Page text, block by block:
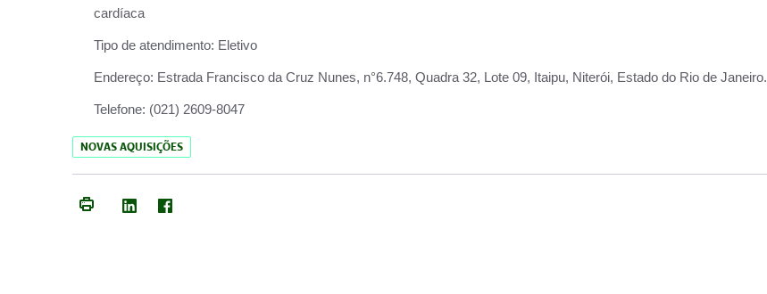
cardíaca
Tipo de atendimento: Eletivo
Endereço: Estrada Francisco da Cruz Nunes, n°6.748, Quadra 32, Lote 09, Itaipu, Niterói, Estado do Rio de Janeiro.
Telefone: (021) 2609-8047
NOVAS AQUISIÇÕES